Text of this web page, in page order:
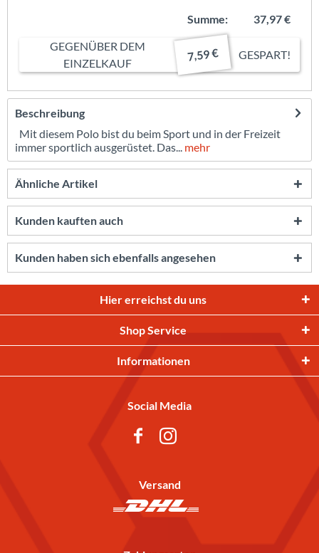
Summe:
37,97 €
GEGENÜBER DEM
EINZELKAUF
7,59 € GESPART!
Beschreibung
Mit diesem Polo bist du beim Sport und in der Freizeit
immer sportlich ausgerüstet. Das... mehr
Ähnliche Artikel
Kunden kauften auch
Kunden haben sich ebenfalls angesehen
Hier erreichst du uns
Shop Service
Informationen
Social Media
Versand